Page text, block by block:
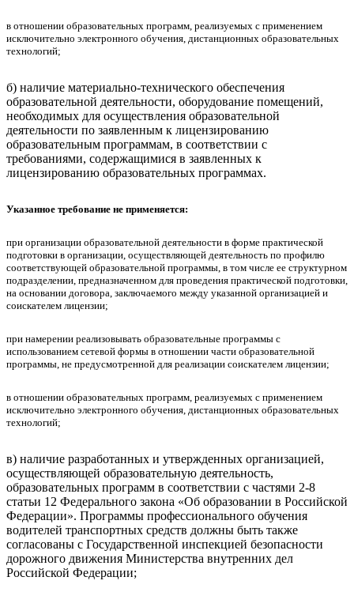
в отношении образовательных программ, реализуемых с применением
исключительно электронного обучения, дистанционных образовательных
технологий;
б) наличие материально-технического обеспечения
образовательной деятельности, оборудование помещений,
необходимых для осуществления образовательной
деятельности по заявленным к лицензированию
образовательным программам, в соответствии с
требованиями, содержащимися в заявленных к
лицензированию образовательных программах.
Указанное требование не применяется:
при организации образовательной деятельности в форме практической
подготовки в организации, осуществляющей деятельность по профилю
соответствующей образовательной программы, в том числе ее структурном
подразделении, предназначенном для проведения практической подготовки,
на основании договора, заключаемого между указанной организацией и
соискателем лицензии;
при намерении реализовывать образовательные программы с
использованием сетевой формы в отношении части образовательной
программы, не предусмотренной для реализации соискателем лицензии;
в отношении образовательных программ, реализуемых с применением
исключительно электронного обучения, дистанционных образовательных
технологий;
в) наличие разработанных и утвержденных организацией,
осуществляющей образовательную деятельность,
образовательных программ в соответствии с частями 2-8
статьи 12 Федерального закона «Об образовании в Российской
Федерации». Программы профессионального обучения
водителей транспортных средств должны быть также
согласованы с Государственной инспекцией безопасности
дорожного движения Министерства внутренних дел
Российской Федерации;